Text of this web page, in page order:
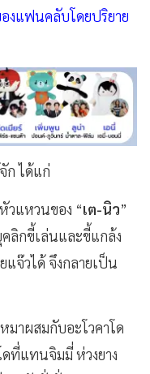
งแฟนคลับโดยปริยาย
ก ได้แก่
วแหวนของ “เต-นิว”
ลิกขี้เล่นและขี้แกล้ง
จ๊วได้ จึงกลายเป็น
มาผสมกับอะโวคาโด
ดที่แทนจิมมี่ ห่วงยาง